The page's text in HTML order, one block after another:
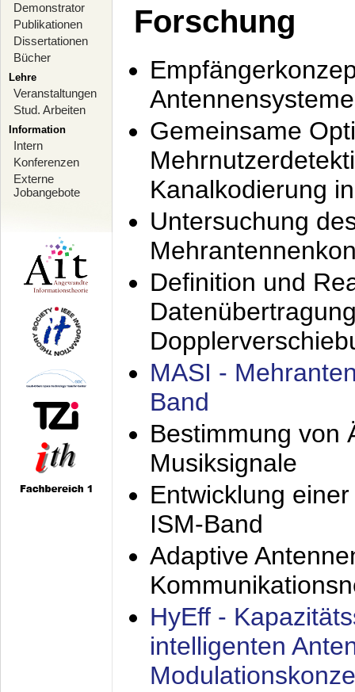
Demonstrator
Publikationen
Dissertationen
Bücher
Lehre
Veranstaltungen
Stud. Arbeiten
Information
Intern
Konferenzen
Externe
Jobangebote
Forschung
Antennensysteme
Gemeinsame
Kanalkodierung
Untersuchung
Definition und
MASI -
Band
Bestimmung von
Musiksignale
Entwicklung
ISM-Band
Adaptive
HyEff -
intelligenten